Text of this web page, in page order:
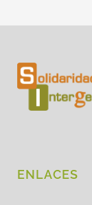
ENLACES